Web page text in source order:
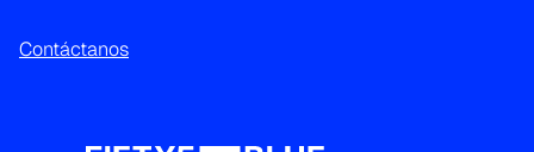
Contáctanos